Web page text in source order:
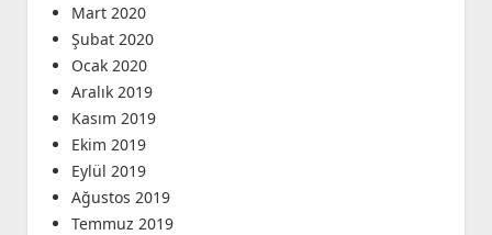
Mart 2020
Şubat 2020
Ocak 2020
Aralık 2019
Kasım 2019
Ekim 2019
Eylül 2019
Ağustos 2019
Temmuz 2019